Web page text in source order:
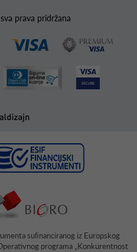
prava pridržana
suﬁnanciranog iz Europskog
programa „Konkurentnost